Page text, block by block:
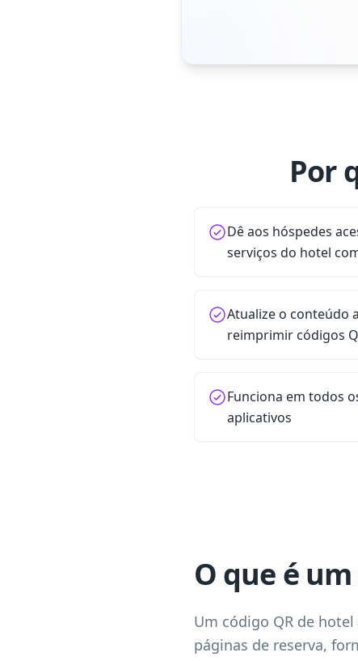
Por
Dê aos hóspedes
serviços do hotel
Atualize o conteúdo
reimprimir códigos
Funciona em todos
aplicativos
O que é
Um código QR de
páginas de reserva,